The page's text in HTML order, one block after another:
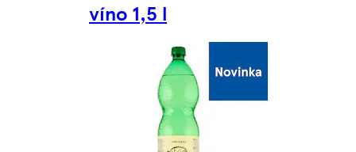
víno 1,5 l